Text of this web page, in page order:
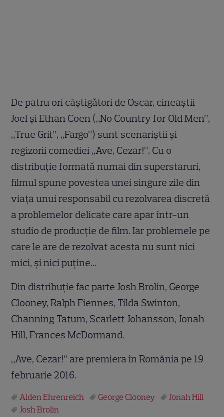
De patru ori câștigători de Oscar, cineaștii
Joel și Ethan Coen („No Country for Old Men”,
„True Grit”, „Fargo”) sunt scenariștii și
regizorii comediei „Ave, Cezar!”. Cu o
distribuție formată numai din superstaruri,
filmul spune povestea unei singure zile din
viața unui responsabil cu rezolvarea discretă
a problemelor delicate care apar într-un
studio de producție de film. Iar problemele pe
care le are de rezolvat acesta nu sunt nici
mici, și nici puține…
Din distribuție fac parte Josh Brolin, George
Clooney, Ralph Fiennes, Tilda Swinton,
Channing Tatum, Scarlett Johansson, Jonah
Hill, Frances McDormand.
„Ave, Cezar!” are premiera în România pe 19
februarie 2016.
Alden Ehrenreich George Clooney
Jonah Hill
Josh Brolin